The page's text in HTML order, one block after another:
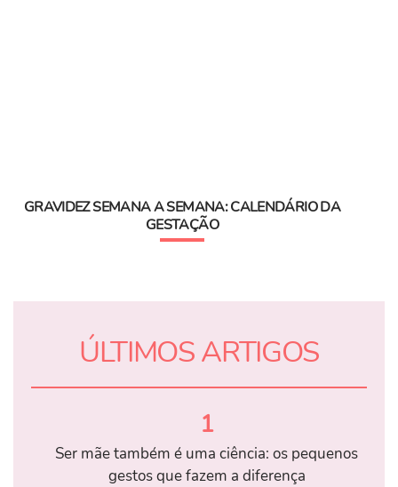
GRAVIDEZ SEMANA A SEMANA: CALENDÁRIO DA
GESTAÇÃO
ÚLTIMOS ARTIGOS
1
Ser mãe também é uma ciência: os pequenos
gestos que fazem a diferença